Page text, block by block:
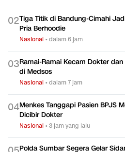
02Tiga Titik di Bandung-Cimahi
Pria Berhoodie
Nasional •dalam 6 jam
03Ramai-Ramai Kecam Dokter
di Medsos
Nasional •dalam 7 jam
04Menkes Tanggapi Pasien BPJS
Dicibir Dokter
Nasional •3 jam yang lalu
Polda Sumbar Segera Gelar